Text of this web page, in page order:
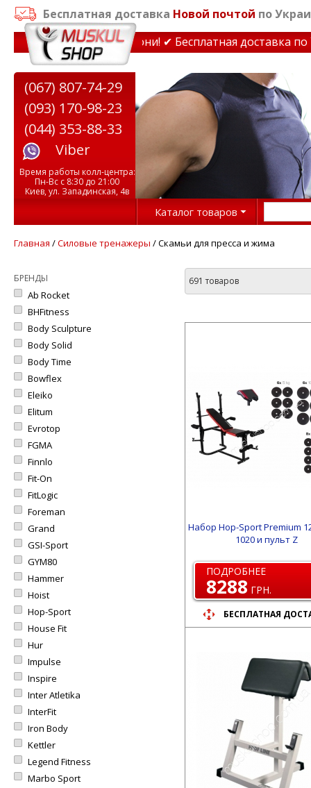
Бесплатная доставка Новой почтой по
до 15% Звони! ✔ Бесплатная доставка по
(067) 807-74-29
(093) 170-98-23
(044) 353-88-33
Viber
Время работы колл-центра:
Пн-Вс с 8:30 до 21:00
Киев, ул. Западинская, 4в
Каталог товаров
Главная /Силовые тренажеры / Скамьи для пресса и жима
БРЕНДЫ
Ab Rocket
BHFitness
Body Sculpture
Body Solid
Body Time
Bowflex
Eleiko
Elitum
Evrotop
FGMA
Finnlo
Fit-On
FitLogic
Foreman
Grand
GSI-Sport
GYM80
Hammer
Hoist
Hop-Sport
House Fit
Hur
Impulse
Inspire
Inter Atletika
InterFit
Iron Body
Kettler
Legend Fitness
Marbo Sport
691 товаров
Набор Hop-Sport Premium
1020 и пульт Z
ПОДРОБНЕЕ
8288 ГРН.
БЕСПЛАТНАЯ